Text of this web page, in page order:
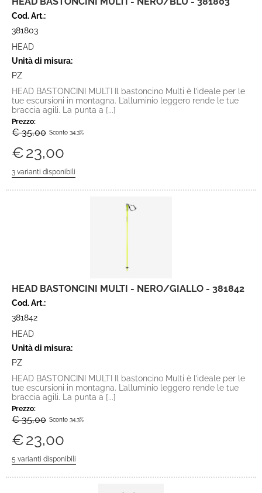
Cod. Art.:
381803
HEAD
Unità di misura:
PZ
HEAD BASTONCINI MULTI Il bastoncino Multi è l’ideale per le
tue escursioni in montagna. L’alluminio leggero rende le tue
braccia agili. La punta a [...]
Prezzo:
€ 35,00 Sconto 34.3%
€23,00
HEAD BASTONCINI MULTI - NERO/GIALLO - 381842
Cod. Art.:
381842
HEAD
Unità di misura:
PZ
HEAD BASTONCINI MULTI Il bastoncino Multi è l’ideale per le
tue escursioni in montagna. L’alluminio leggero rende le tue
braccia agili. La punta a [...]
Prezzo:
€ 35,00 Sconto 34.3%
€23,00